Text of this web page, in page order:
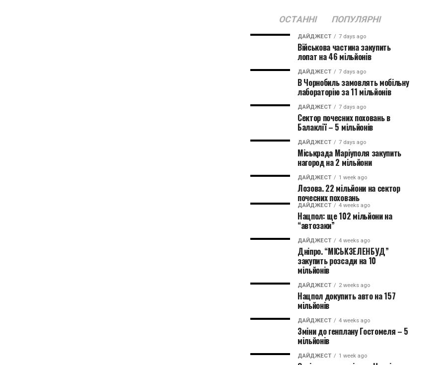
ОСТАННІ ПОПУЛЯРНІ
ДАЙДЖЕСТ 7 days ago
Військова частина закупить
лопат на 46 мільйонів
ДАЙДЖЕСТ 7 days ago
В Чорнобиль замовлять мобільну
лабораторію за 11 мільйонів
ДАЙДЖЕСТ 7 days ago
Сектор почесних поховань в
Балаклії – 5 мільйонів
ДАЙДЖЕСТ 7 days ago
Міськрада Маріуполя закупить
нагород на 2 мільйони
ДАЙДЖЕСТ 1 week ago
Лозова. 22 мільйони на сектор
почесних поховань
ДАЙДЖЕСТ 4 weeks ago
Нацпол: ще 102 мільйони на
“автозаки”
ДАЙДЖЕСТ 4 weeks ago
Дніпро. “МІСЬКЗЕЛЕНБУД”
закупить розсади на 10
мільйонів
ДАЙДЖЕСТ 2 weeks ago
Нацпол докупить авто на 157
мільйонів
ДАЙДЖЕСТ 4 weeks ago
Зміни до генплану Гостомеля – 5
мільйонів
ДАЙДЖЕСТ 1 week ago